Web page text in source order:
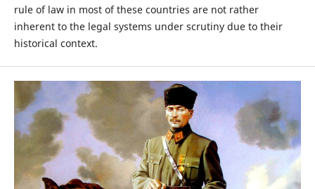
rule of law in most of these countries are not rather
inherent to the legal systems under scrutiny due to their
historical context.